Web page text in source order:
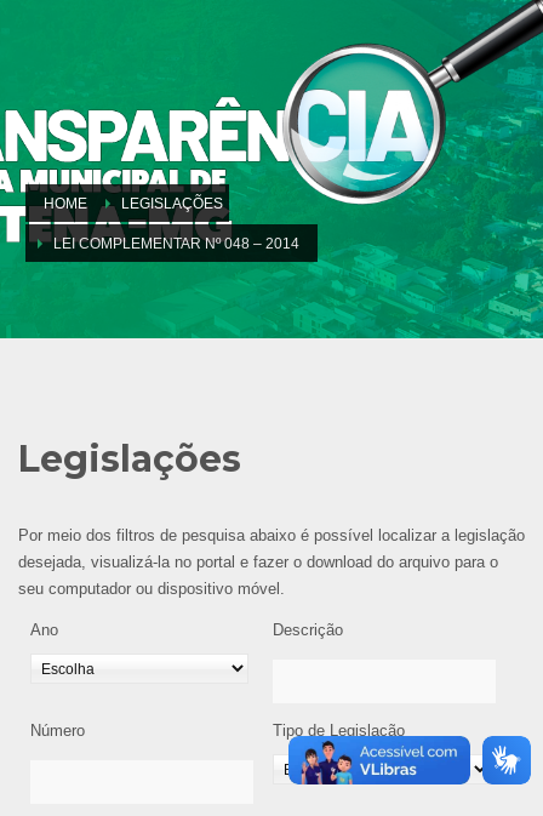
HOME LEGISLAÇÕES
LEI COMPLEMENTAR Nº 048 – 2014
Legislações
Por meio dos filtros de pesquisa abaixo é possível localizar a legislação
desejada, visualizá-la no portal e fazer o download do arquivo para o
seu computador ou dispositivo móvel.
Ano Descrição
Número Tipo de Legislação